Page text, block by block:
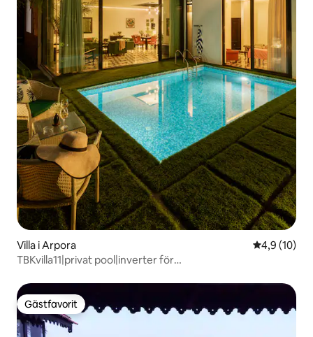
Villa i Arpora 4,9 av 5 i
4,9 (10)
TBKvilla11|privat pool|inverter för
Gästfavorit
Gästfavorit